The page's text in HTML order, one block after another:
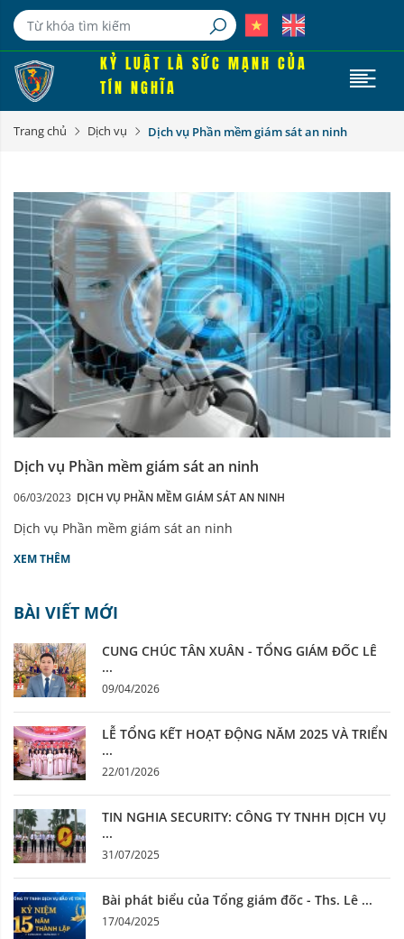
KỶ LUẬT LÀ SỨC MẠNH CỦA
TÍN NGHĨA
Trang chủ Dịch vụ Dịch vụ Phần mềm giám sát an ninh
Dịch vụ Phần mềm giám sát an ninh
06/03/2023 DỊCH VỤ PHẦN MỀM GIÁM SÁT AN NINH
Dịch vụ Phần mềm giám sát an ninh
XEM THÊM
BÀI VIẾT MỚI
CUNG CHÚC TÂN XUÂN - TỔNG GIÁM ĐỐC LÊ
...
09/04/2026
LỄ TỔNG KẾT HOẠT ĐỘNG NĂM 2025 VÀ TRIỂN
...
22/01/2026
TIN NGHIA SECURITY: CÔNG TY TNHH DỊCH VỤ
...
31/07/2025
Bài phát biểu của Tổng giám đốc - Ths. Lê ...
17/04/2025